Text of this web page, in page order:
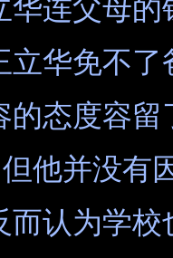
华连父母的
立华免不
的态度容留
他并没有
而认为学